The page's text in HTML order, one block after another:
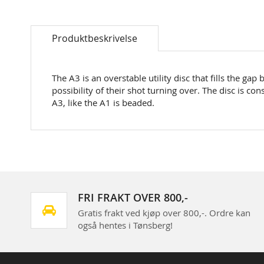
to
images
gallery
Produktbeskrivelse
The A3 is an overstable utility disc that fills the
possibility of their shot turning over. The disc is
A3, like the A1 is beaded.
FRI FRAKT OVER 800,-
Gratis frakt ved kjøp over 800,-. Ordre kan
også hentes i Tønsberg!